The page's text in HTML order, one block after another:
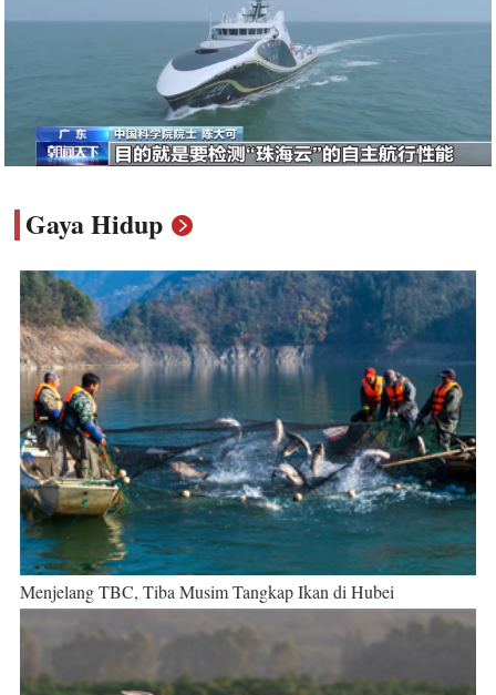
Gaya Hidup
Menjelang TBC, Tiba Musim Tangkap Ikan di Hubei